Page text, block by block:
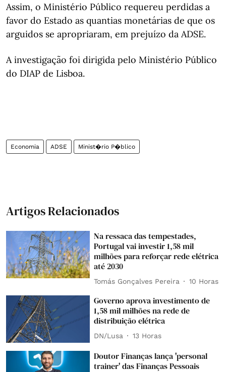
Assim, o Ministério Público requereu perdidas a
favor do Estado as quantias monetárias de que os
arguidos se apropriaram, em prejuízo da ADSE.
A investigação foi dirigida pelo Ministério Público
do DIAP de Lisboa.
Economia ADSE Minist�rio P�blico
Artigos Relacionados
Na ressaca das tempestades,
Portugal vai investir 1,58 mil
milhões para reforçar rede elétrica
até 2030
Tomás Gonçalves Pereira 10 Horas
Governo aprova investimento de
1,58 mil milhões na rede de
distribuição elétrica
DN/Lusa 13 Horas
Doutor Finanças lança 'personal
trainer' das Finanças Pessoais